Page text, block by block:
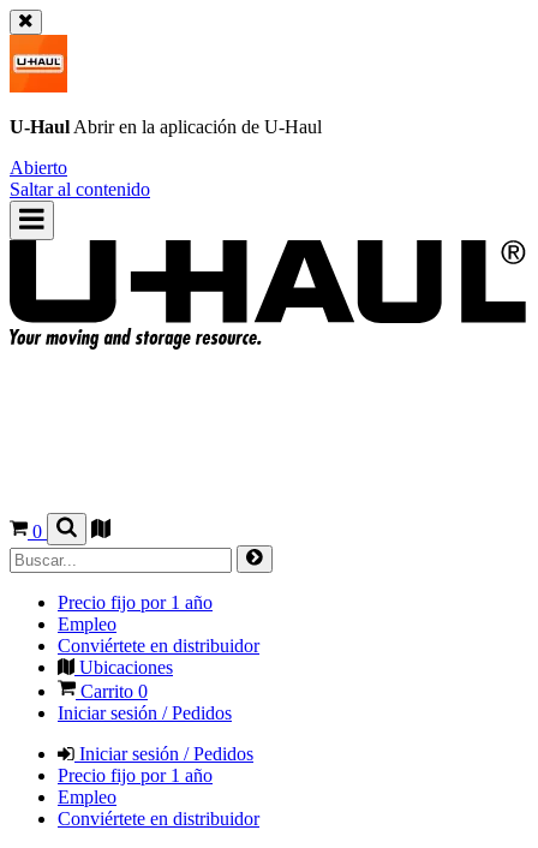
U-Haul Abrir en la aplicación de U-Haul
Abierto
Saltar al contenido
0
Precio fijo por 1 año
Empleo
Conviértete en distribuidor
Ubicaciones
Carrito 0
Iniciar sesión / Pedidos
Iniciar sesión / Pedidos
Precio fijo por 1 año
Empleo
Conviértete en distribuidor